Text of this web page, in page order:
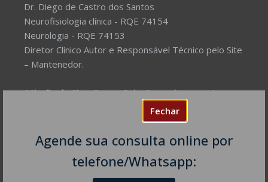
Fechar
Agende sua consulta online por
telefone/Whatsapp:
Dr. Diego de Castro dos Santos
Neurofisiologia clínica - RQE 74154
Neurologia - RQE 74153
Diretor Clínico Autor e Responsável Técnico pelo Site
– Mantenedor.
Missão do Site:Prover Soluções cada vez mais
completas de forma facilitada para a gestão da saúde
e o bem-estar das pessoas, com excelência,
humanidade e sustentabilidade. Destinado ao
público em geral.